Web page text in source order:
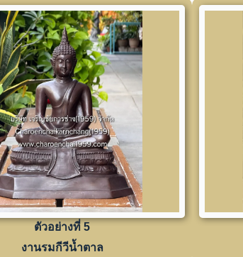
ตัวอย่างที่ 5
งานรมกีวีน้ำตาล